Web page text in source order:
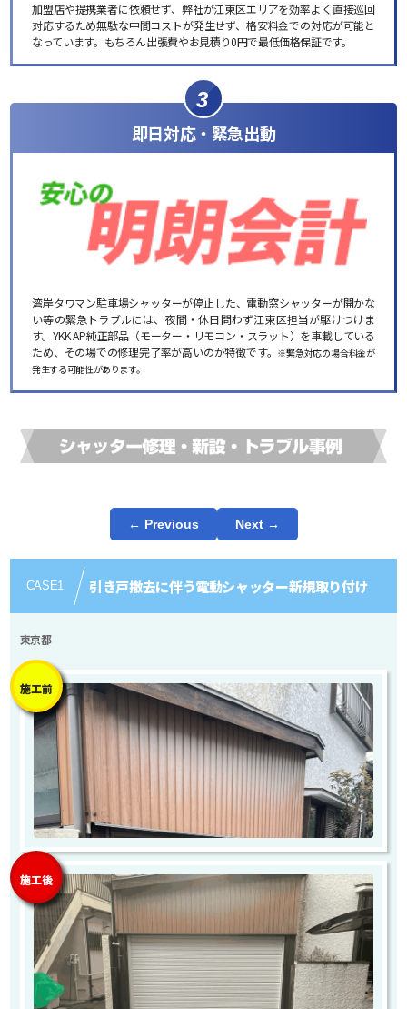
加盟店や提携業者に依頼せず、弊社が江東区エリアを効率よく直接巡回
対応するため無駄な中間コストが発生せず、格安料金での対応が可能と
なっています。もちろん出張費やお見積り0円で最低価格保証です。
3
即日対応・緊急出動
湾岸タワマン駐車場シャッターが停止した、電動窓シャッターが開かな
い等の緊急トラブルには、夜間・休日問わず江東区担当が駆けつけま
す。YKK AP純正部品（モーター・リモコン・スラット）を車載している
ため、その場での修理完了率が高いのが特徴です。 ※緊急対応の場合料金が
発生する可能性があります。
← Previous Next →
CASE1 引き戸撤去に伴う電動シャッター新規取り付け
東京都
施工前
施工後